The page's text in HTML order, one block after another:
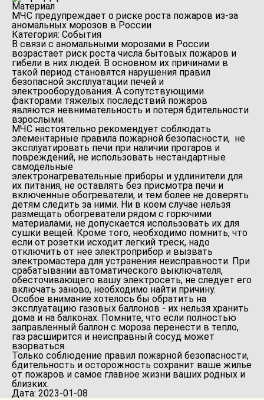
Материал
МЧС предупреждает о риске роста пожаров из-за
аномальных морозов в России
Категория: События
В связи с аномальными морозами в России
возрастает риск роста числа бытовых пожаров и
гибели в них людей. В основном их причинами в
такой период становятся нарушения правил
безопасной эксплуатации печей и
электрооборудования. А сопутствующими
факторами тяжелых последствий пожаров
являются невнимательность и потеря бдительности
взрослыми.
МЧС настоятельно рекомендует соблюдать
элементарные правила пожарной безопасности, не
эксплуатировать печи при наличии прогаров и
повреждений, не использовать нестандартные
самодельные
электронагревательные приборы и удлинители для
их питания, не оставлять без присмотра печи и
включенные обогреватели, и тем более не доверять
детям следить за ними. Ни в коем случае нельзя
размещать обогреватели рядом с горючими
материалами, не допускается использовать их для
сушки вещей. Кроме того, необходимо помнить, что
если от розетки исходит легкий треск, надо
отключить от нее электроприбор и вызвать
электромастера для устранения неисправности. При
срабатывании автоматического выключателя,
обесточивающего вашу электросеть, не следует его
включать заново, необходимо найти причину.
Особое внимание хотелось бы обратить на
эксплуатацию газовых баллонов - их нельзя хранить
дома и на балконах. Помните, что если полностью
заправленный баллон с мороза перенести в тепло,
газ расширится и неисправный сосуд может
взорваться.
Только соблюдение правил пожарной безопасности,
бдительность и осторожность сохранит ваше жилье
от пожаров и самое главное жизни ваших родных и
близких.
Дата: 2023-01-08